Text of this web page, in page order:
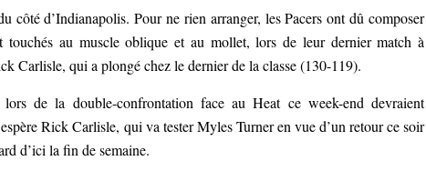
côté d’Indianapolis. Pour ne rien arranger, les Pacers ont dû composer
touchés au muscle oblique et au mollet, lors de leur dernier match à
Carlisle, qui a plongé chez le dernier de la classe (130-119).
de la double-confrontation face au Heat ce week-end devraient
Rick Carlisle, qui va tester Myles Turner en vue d’un retour ce soir
d’ici la fin de semaine.